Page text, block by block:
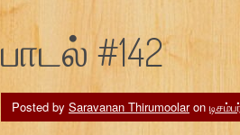
பாடல் #142
Posted by Saravanan Thirumoolaron